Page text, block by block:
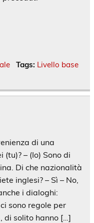
Tags: Livello base
di una
– (Io) Sono di
Di che nazionalità
inglesi? – Sì – No,
i dialoghi:
sono regole per
di solito hanno […]